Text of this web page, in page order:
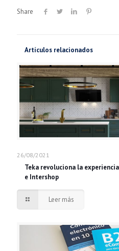
Share
Artículos relacionados
26/08/2021
Teka revoluciona la
e Intershop
Leer más